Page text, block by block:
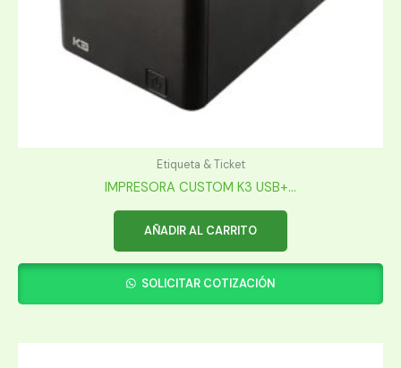
Etiqueta & Ticket
IMPRESORA CUSTOM K3 USB+...
AÑADIR AL CARRITO
SOLICITAR COTIZACIÓN